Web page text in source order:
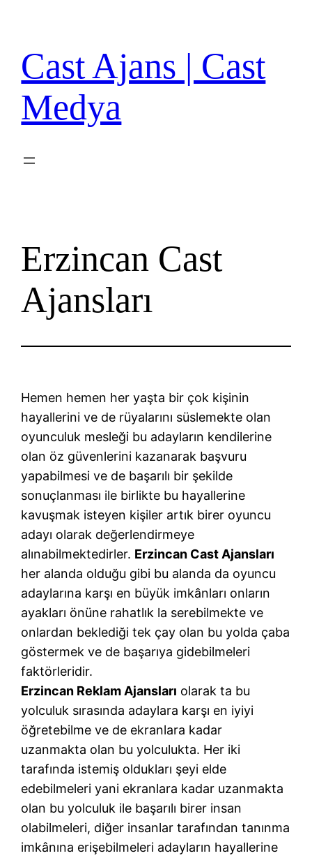
Cast Ajans | Cast
Medya
Erzincan Cast
Ajansları
Hemen hemen her yaşta bir çok kişinin
hayallerini ve de rüyalarını süslemekte olan
oyunculuk mesleği bu adayların kendilerine
olan öz güvenlerini kazanarak başvuru
yapabilmesi ve de başarılı bir şekilde
sonuçlanması ile birlikte bu hayallerine
kavuşmak isteyen kişiler artık birer oyuncu
adayı olarak değerlendirmeye
alınabilmektedirler. Erzincan Cast Ajansları
her alanda olduğu gibi bu alanda da oyuncu
adaylarına karşı en büyük imkânları onların
ayakları önüne rahatlık la serebilmekte ve
onlardan beklediği tek çay olan bu yolda çaba
göstermek ve de başarıya gidebilmeleri
faktörleridir.
Erzincan Reklam Ajansları olarak ta bu
yolculuk sırasında adaylara karşı en iyiyi
öğretebilme ve de ekranlara kadar
uzanmakta olan bu yolculukta. Her iki
tarafında istemiş oldukları şeyi elde
edebilmeleri yani ekranlara kadar uzanmakta
olan bu yolculuk ile başarılı birer insan
olabilmeleri, diğer insanlar tarafından tanınma
imkânına erişebilmeleri adayların hayallerine